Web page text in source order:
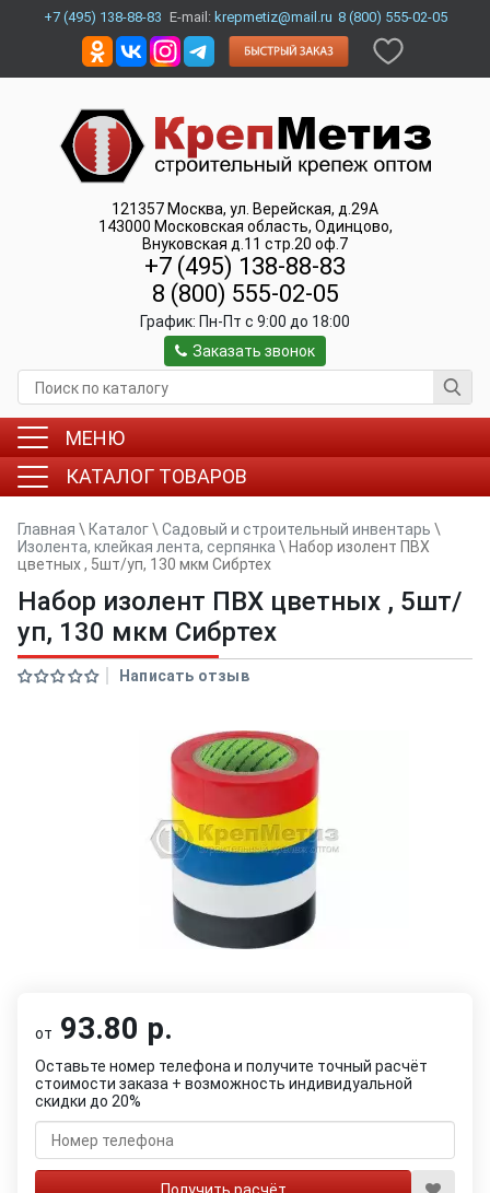
+7 (495) 138-88-83 E-mail: krepmetiz@mail.ru 8 (800) 555-02-05
121357 Москва, ул. Верейская, д.29А
143000 Московская область, Одинцово,
Внуковская д.11 стр.20 оф.7
+7 (495) 138-88-83
8 (800) 555-02-05
График: Пн-Пт c 9:00 до 18:00
Заказать звонок
МЕНЮ
КАТАЛОГ ТОВАРОВ
Главная \ Каталог\ Садовый и строительный инвентарь \
Изолента, клейкая лента, серпянка \ Набор изолент ПВХ
цветных , 5шт/уп, 130 мкм Сибртех
Набор изолент ПВХ цветных , 5шт/
уп, 130 мкм Сибртех
Написать отзыв
от 93.80 р.
Оставьте номер телефона и получите точный расчёт
стоимости заказа + возможность индивидуальной
скидки до 20%